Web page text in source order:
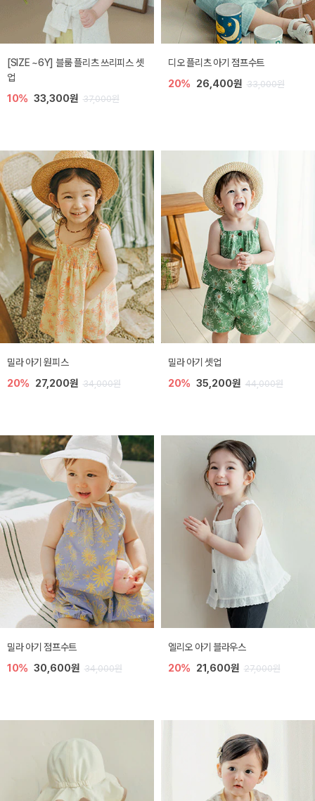
[SIZE ~6Y] 블룸 플리츠 쓰리피스 셋
업
10% 33,300원 37,000원
디오 플리츠 아기 점프수트
20% 26,400원 33,000원
밀라 아기 원피스
20% 27,200원 34,000원
밀라 아기 셋업
20% 35,200원 44,000원
밀라 아기 점프수트
10% 30,600원 34,000원
엘리오 아기 블라우스
20% 21,600원 27,000원